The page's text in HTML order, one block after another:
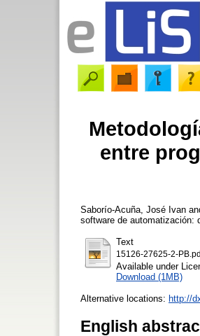
entre
Saborío-Acuña, José Ivan
software de automatización:
Text
15126-27625-2-
Available under
Download (1MB)
Alternative locations: http://
English